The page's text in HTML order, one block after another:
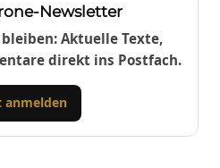
Newsletter
Aktuelle Texte,
direkt ins Postfach.
anmelden